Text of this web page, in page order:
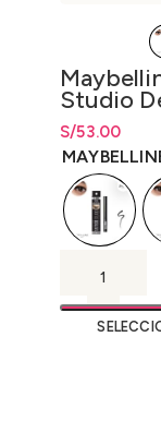
Studio
Tinta
S/53.00
Rango de
S/53.00